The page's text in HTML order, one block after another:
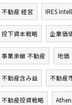
不動産 経営 IRES
投下資本戦略 企業価
事業承継 不動産 地価
不動産含み益 不動産
不動産投資戦略